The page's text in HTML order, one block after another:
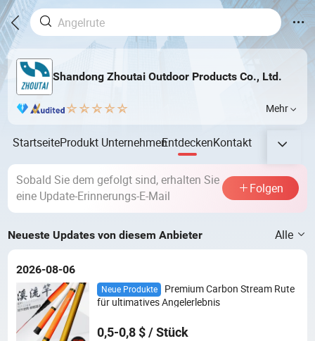
Shandong Zhoutai Outdoor Products Co., Ltd.
Mehr
StartseiteProdukt UnternehmenEntdeckenKontakt
Sobald Sie dem gefolgt sind, erhalten Sie
eine Update-Erinnerungs-E-Mail
Folgen
Neueste Updates von diesem Anbieter Alle
2026-08-06
Neue Produkte
Premium Carbon Stream Rute
für ultimatives Angelerlebnis
0,5-0,8 $ / Stück